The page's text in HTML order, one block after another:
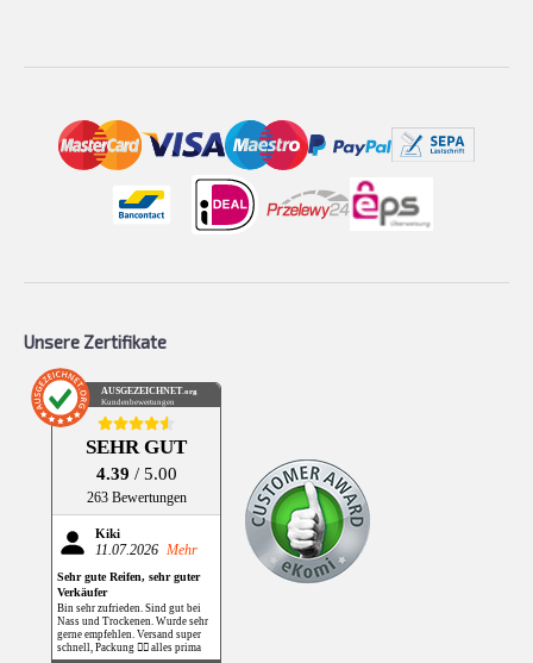
Unsere Zertifikate
AUSGEZEICHNET.org
Kundenbewertungen
SEHR GUT
4.39 / 5.00
263 Bewertungen
Kiki
11.07.2026 Mehr
Sehr gute Reifen, sehr guter
Verkäufer
Bin sehr zufrieden. Sind gut bei
Nass und Trockenen. Wurde sehr
gerne empfehlen. Versand super
schnell, Packung 👌🏻 alles prima